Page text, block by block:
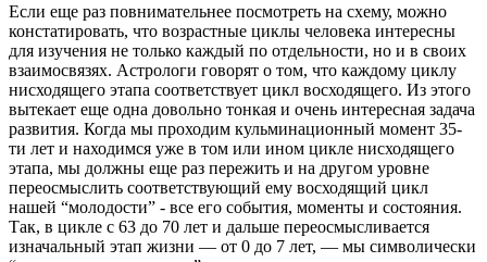
Если еще раз повнимательнее посмотреть на схему, можно
констатировать, что возрастные циклы человека интересны
для изучения не только каждый по отдельности, но и в своих
взаимосвязях. Астрологи говорят о том, что каждому циклу
нисходящего этапа соответствует цикл восходящего. Из этого
вытекает еще одна довольно тонкая и очень интересная задача
развития. Когда мы проходим кульминационный момент 35-
ти лет и находимся уже в том или ином цикле нисходящего
этапа, мы должны еще раз пережить и на другом уровне
переосмыслить соответствующий ему восходящий цикл
нашей “молодости” - все его события, моменты и состояния.
Так, в цикле с 63 до 70 лет и дальше переосмысливается
изначальный этап жизни — от 0 до 7 лет, — мы символически